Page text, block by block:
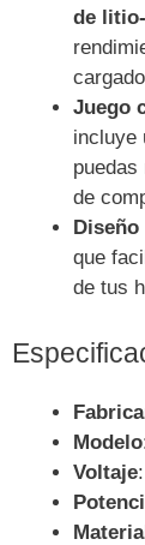
de
Juego
incluye
de
que
de tus
Modelo
Voltaje